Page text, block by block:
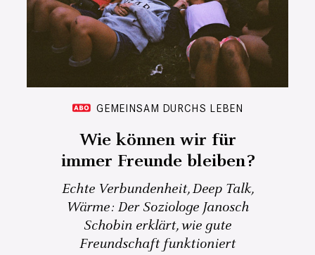
GEMEINSAM DURCHS LEBEN
Wie können wir für
immer Freunde bleiben?
Echte Verbundenheit, Deep Talk,
Wärme: Der Soziologe Janosch
Schobin erklärt, wie gute
Freundschaft funktioniert